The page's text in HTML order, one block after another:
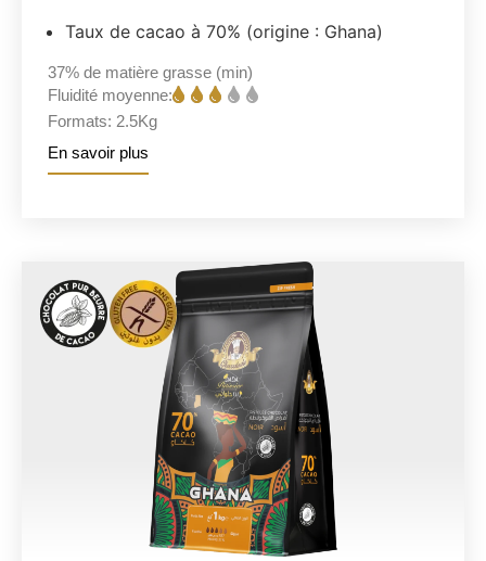
Taux de cacao à 70% (origine : Ghana)
37% de matière grasse (min)
Fluidité moyenne:
Formats: 2.5Kg
En savoir plus